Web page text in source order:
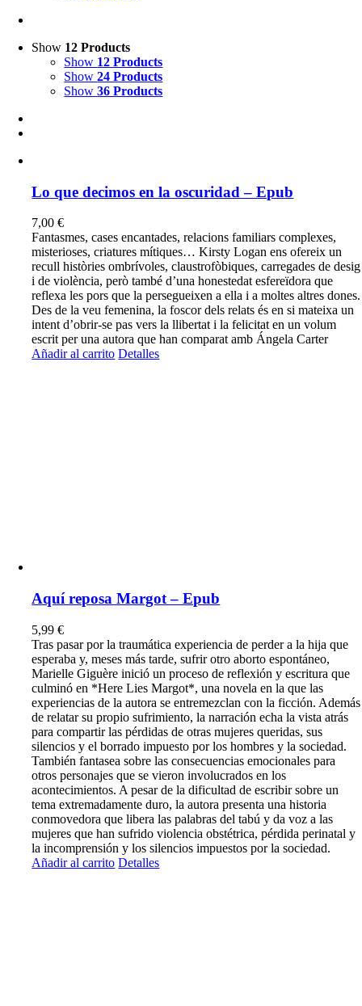
Show 12 Products
Show 12 Products
Show24 Products
Show36 Products
Lo que decimos en la oscuridad – Epub
7,00€
Fantasmes, cases encantades, relacions familiars complexes,
misterioses, criatures mítiques… Kirsty Logan ens ofereix un
recull històries ombrívoles, claustrofòbiques, carregades de desig
i de violència, però també d’una honestedat esfereïdora que
reflexa les pors que la persegueixen a ella i a moltes altres dones.
Des de la veu femenina, la foscor dels relats és en si mateixa un
intent d’obrir-se pas vers la llibertat i la felicitat en un volum
escrit per una autora que han comparat amb Ángela Carter
Añadir al carrito Detalles
Aquí reposa Margot – Epub
5,99€
Tras pasar por la traumática experiencia de perder a la hija que
esperaba y, meses más tarde, sufrir otro aborto espontáneo,
Marielle Giguère inició un proceso de reflexión y escritura que
culminó en *Here Lies Margot*, una novela en la que las
experiencias de la autora se entremezclan con la ficción. Además
de relatar su propio sufrimiento, la narración echa la vista atrás
para compartir las pérdidas de otras mujeres queridas, sus
silencios y el borrado impuesto por los hombres y la sociedad.
También fantasea sobre las consecuencias emocionales para
otros personajes que se vieron involucrados en los
acontecimientos. A pesar de la dificultad de escribir sobre un
tema extremadamente duro, la autora presenta una historia
conmovedora que libera las palabras del tabú y da voz a las
mujeres que han sufrido violencia obstétrica, pérdida perinatal y
la incomprensión y los silencios impuestos por la sociedad.
Añadir al carrito Detalles